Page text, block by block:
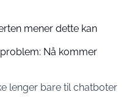
mener dette kan
Nå kommer
lenger bare til chatboter